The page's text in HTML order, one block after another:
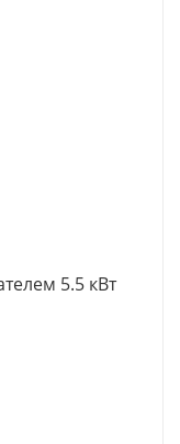
5.5 кВт